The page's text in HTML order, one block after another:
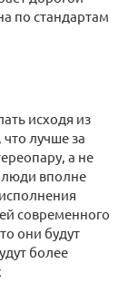
по стандартам
исходя из
лучше за
а не
вполне
современного
они будут
более